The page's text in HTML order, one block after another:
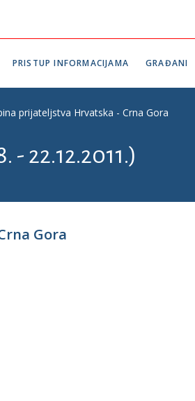
PRISTUP INFORMACIJAMA GRAĐANI
prijateljstva Hrvatska - Crna Gora
- 22.12.2011.)
Gora